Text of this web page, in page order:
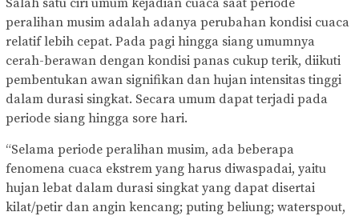
peralihan musim adalah adanya perubahan kondisi cuaca
relatif lebih cepat. Pada pagi hingga siang umumnya
cerah-berawan dengan kondisi panas cukup terik, diikuti
pembentukan awan signifikan dan hujan intensitas tinggi
dalam durasi singkat. Secara umum dapat terjadi pada
periode siang hingga sore hari.
“Selama periode peralihan musim, ada beberapa
fenomena cuaca ekstrem yang harus diwaspadai, yaitu
hujan lebat dalam durasi singkat yang dapat disertai
kilat/petir dan angin kencang; puting beliung; waterspout,